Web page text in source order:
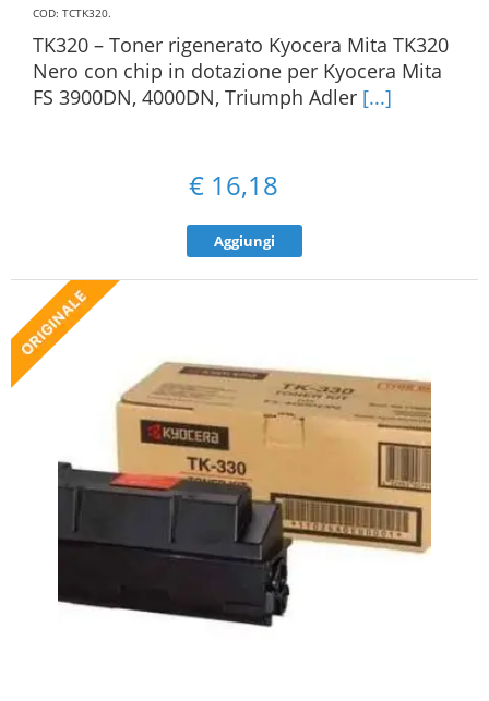
COD: TCTK320.
TK320 – Toner rigenerato Kyocera Mita TK320
Nero con chip in dotazione per Kyocera Mita
FS 3900DN, 4000DN, Triumph Adler [...]
€ 16,18
Aggiungi